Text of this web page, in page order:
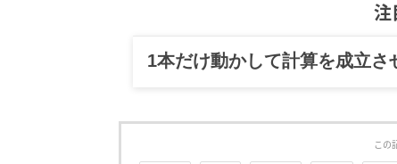
注
1本だけ動かして計算を成立さ
この